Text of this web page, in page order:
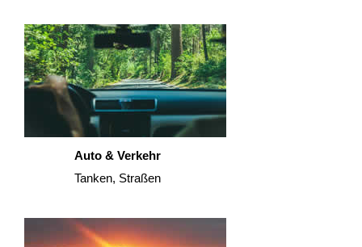
Auto & Verkehr
Tanken, Straßen